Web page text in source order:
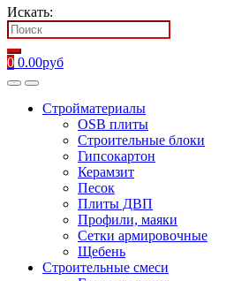
Искать:
0 0.00руб
Стройматериалы
OSB плиты
Строительные блоки
Гипсокартон
Керамзит
Песок
Плиты ДВП
Профили, маяки
Сетки армировочные
Щебень
Строительные смеси